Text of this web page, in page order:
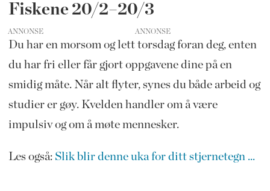
Fiskene 20/2–20/3
ANNONSE
Du har en morsom og lett torsdag foran deg, enten
du har fri eller får gjort oppgavene dine på en
smidig måte. Når alt flyter, synes du både arbeid og
studier er gøy. Kvelden handler om å være
impulsiv og om å møte mennesker.
Les også: Slik blir denne uka for ditt stjernetegn ...